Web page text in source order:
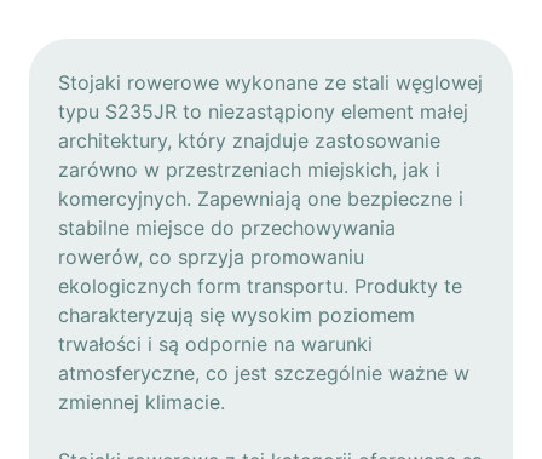
Stojaki rowerowe wykonane ze stali węglowej
typu S235JR to niezastąpiony element małej
architektury, który znajduje zastosowanie
zarówno w przestrzeniach miejskich, jak i
komercyjnych. Zapewniają one bezpieczne i
stabilne miejsce do przechowywania
rowerów, co sprzyja promowaniu
ekologicznych form transportu. Produkty te
charakteryzują się wysokim poziomem
trwałości i są odpornie na warunki
atmosferyczne, co jest szczególnie ważne w
zmiennej klimacie.